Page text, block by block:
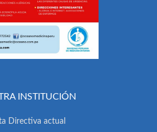
INSTITUCIÓN
Directiva actual